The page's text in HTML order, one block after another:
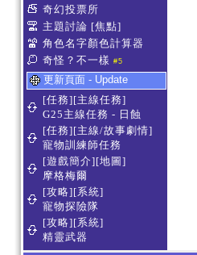
奇幻投票所
主題討論 [焦點]
角色名字顏色計算器
奇怪？不一樣 #5
更新頁面 - Update
[任務][主線任務]
G25主線任務 - 日蝕
[任務][主線/故事劇情]
寵物訓練師任務
[遊戲簡介][地圖]
摩格梅爾
[攻略][系統]
寵物探險隊
[攻略][系統]
精靈武器